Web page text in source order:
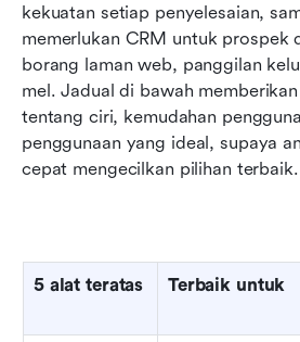
kekuatan setiap penyelesaian,
memerlukan CRM untuk prospek
borang laman web, panggilan
mel. Jadual di bawah
tentang ciri, kemudahan
penggunaan yang ideal, supaya
cepat mengecilkan pilihan terbaik.
5 alat teratas Terbaik untuk